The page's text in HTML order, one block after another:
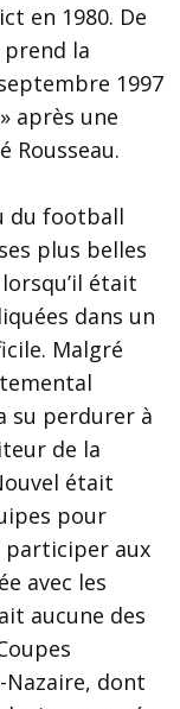
en 1980. De
la
1997
après une
Rousseau.
du football
plus belles
était
dans un
Malgré
su perdurer à
de la
était
pour
participer aux
avec les
aucune des
Nazaire, dont